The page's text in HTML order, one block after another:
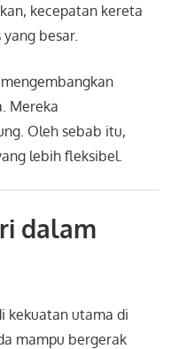
kecepatan kereta
besar.
Mereka
Oleh sebab itu,
lebih fleksibel.
dalam
kekuatan utama di
mampu bergerak